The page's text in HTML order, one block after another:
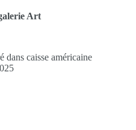
Art
caisse américaine